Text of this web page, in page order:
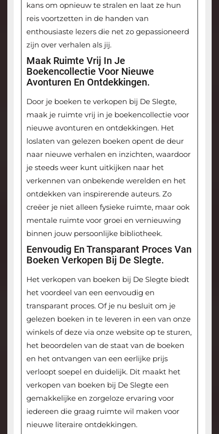
kans om opnieuw te stralen en laat ze hun
reis voortzetten in de handen van
enthousiaste lezers die net zo gepassioneerd
zijn over verhalen als jij.
Maak Ruimte Vrij In Je
Boekencollectie Voor Nieuwe
Avonturen En Ontdekkingen.
Door je boeken te verkopen bij De Slegte,
maak je ruimte vrij in je boekencollectie voor
nieuwe avonturen en ontdekkingen. Het
loslaten van gelezen boeken opent de deur
naar nieuwe verhalen en inzichten, waardoor
je steeds weer kunt uitkijken naar het
verkennen van onbekende werelden en het
ontdekken van inspirerende auteurs. Zo
creëer je niet alleen fysieke ruimte, maar ook
mentale ruimte voor groei en vernieuwing
binnen jouw persoonlijke bibliotheek.
Eenvoudig En Transparant Proces Van
Boeken Verkopen Bij De Slegte.
Het verkopen van boeken bij De Slegte biedt
het voordeel van een eenvoudig en
transparant proces. Of je nu besluit om je
gelezen boeken in te leveren in een van onze
winkels of deze via onze website op te sturen,
het beoordelen van de staat van de boeken
en het ontvangen van een eerlijke prijs
verloopt soepel en duidelijk. Dit maakt het
verkopen van boeken bij De Slegte een
gemakkelijke en zorgeloze ervaring voor
iedereen die graag ruimte wil maken voor
nieuwe literaire ontdekkingen.